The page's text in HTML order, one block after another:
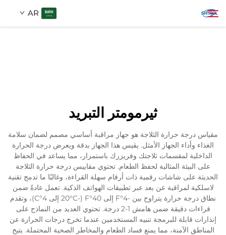
AR
ثيرمومتر التبريد
مقياس درجة حرارة الثلاجة هو جهاز مراقبة أساسي مصمم لضمان سلامة
الغذاء وأداء الجهاز الأمثل. يقيس هذا الجهاز بدقة ويعرض درجة الحرارة
الداخلية لمقسمات ثلاجتك وفريزرك باستمرار، مما يساعد في الحفاظ
على البيئة المثالية لحفظ الطعام. تحتوي مقاييس درجة حرارة الثلاجة
الحديثة على شاشات رقمية ذات أرقام سهلة القراءة، وغالبًا ما تدمج تقنية
لاسلكية لمراقبة عن بعد عبر تطبيقات الهواتف الذكية. تعمل عادةً ضمن
نطاق درجة حرارة يتراوح بين -4°F إلى 40°F (-20°C إلى 4°C)، وتقدم
قراءات دقيقة ضمن هامش 1-2 درجة. تحتوي العديد من النماذج على
إنذارات قابلة للبرمجة تنبيه المستخدمين عندما تخرج درجات الحرارة عن
المناطق الآمنة، مما يمنع فساد الطعام والمخاطر الصحية المحتملة. يتيح